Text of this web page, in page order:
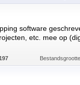
software
etc. mee op